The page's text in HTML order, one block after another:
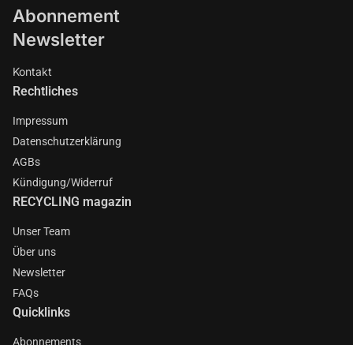
Abonnement
Newsletter
Kontakt
Rechtliches
Impressum
Datenschutzerklärung
AGBs
Kündigung/Widerruf
RECYCLING magazin
Unser Team
Über uns
Newsletter
FAQs
Quicklinks
Abonnements